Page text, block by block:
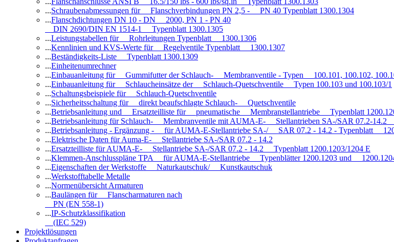
...Schraubenabmessungen für Flanschverbindungen PN 2,5 - PN 40 Typenblatt 1300.1304
...Flanschdichtungen DN 10 - DN 2000, PN 1 - PN 40
DIN 2690/DIN EN 1514-1 Typenblatt 1300.1305
...Leistungstabellen für Rohrleitungen Typenblatt 1300.1306
...Kennlinien und KVS-Werte für Regelventile Typenblatt 1300.1307
...Beständigkeits-Liste Typenblatt 1300.1309
...Einheitenumrechner
...Einbauanleitung für Gummifutter der Schlauch- Membranventile - Typen 100.101, 100.102,
...Einbauanleitung für Schlaucheinsätze der Schlauch-Quetschventile Typen 100.103 und 100.103/1
...Schaltungsbeispiele für Schlauch-Quetschventile
...Sicherheitsschaltung für direkt beaufschlagte Schlauch- Quetschventile
...Betriebsanleitung und Ersatzteilliste für pneumatische Membranstellantriebe Typenblatt
...Betriebsanleitung für Schlauch- Membranventile mit AUMA-E- Stellantrieben SA-/SAR 07.2-
...Betriebsanleitung - Ergänzung - für AUMA-E-Stellantriebe SA-/ SAR 07.2 - 14.2 - Typenblatt
...Elektrische Daten für Auma-E- Stellantriebe SA-/SAR 07.2 - 14.2
...Ersatzteilliste für AUMA-E- Stellantriebe SA-/SAR 07.2 - 14.2 Typenblatt 1200.1203/1204 E
...Klemmen-Anschlusspläne TPA für AUMA-E-Stellantriebe Typenblätter 1200.1203 und
...Eigenschaften der Werkstoffe Naturkautschuk/ Kunstkautschuk
...Werkstofftabelle Metalle
...Normenübersicht Armaturen
...Baulängen für Flanscharmaturen nach
PN (EN 558-1)
...IP-Schutzklassifikation
(IEC 529)
Projektlösungen